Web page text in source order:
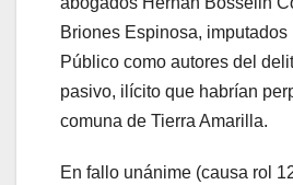
Briones Espinosa,
Público como autores del
pasivo, ilícito que habrían
comuna de Tierra Amarilla.
En fallo unánime (causa rol